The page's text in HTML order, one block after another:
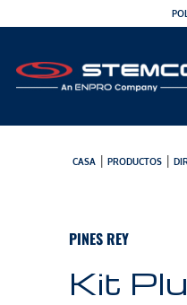
CASA| PRODUCTOS|
PINES REY
Kit